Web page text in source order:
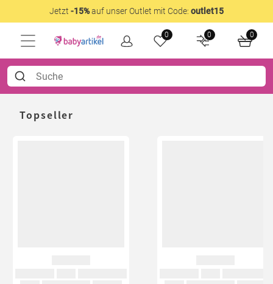
Jetzt -15%auf unser Outlet mit Code: outlet15
0 0 0
Topseller